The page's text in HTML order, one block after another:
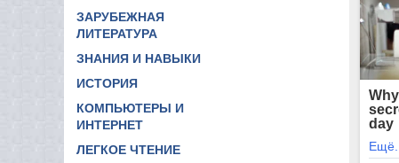
ЗАРУБЕЖНАЯ
ЛИТЕРАТУРА
ЗНАНИЯ И НАВЫКИ
ИСТОРИЯ
КОМПЬЮТЕРЫ И
ИНТЕРНЕТ
ЛЕГКОЕ ЧТЕНИЕ